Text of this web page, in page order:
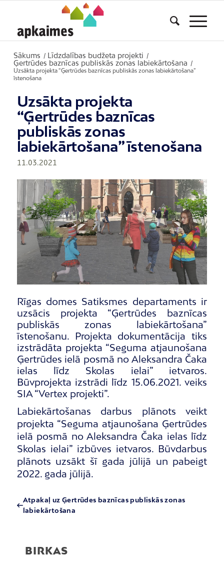
Sākums / Līdzdalības budžeta projekti /
Ģertrūdes baznīcas publiskās zonas labiekārtošana
/
Uzsākta projekta “Ģertrūdes baznīcas publiskās zonas labiekārtošana”
īstenošana
Uzsākta projekta
“Ģertrūdes baznīcas
publiskās zonas
labiekārtošana” īstenošana
11.03.2021
Rīgas domes Satiksmes departaments ir
uzsācis projekta “Ģertrūdes baznīcas
publiskās zonas labiekārtošana”
īstenošanu. Projekta dokumentācija tiks
izstrādāta projekta “Seguma atjaunošana
Ģertrūdes ielā posmā no Aleksandra Čaka
ielas līdz Skolas ielai” ietvaros.
Būvprojekta izstrādi līdz 15.06.2021. veiks
SIA “Vertex projekti”.
Labiekārtošanas darbus plānots veikt
projekta “Seguma atjaunošana Ģertrūdes
ielā posmā no Aleksandra Čaka ielas līdz
Skolas ielai” izbūves ietvaros. Būvdarbus
plānots uzsākt šī gada jūlijā un pabeigt
2022. gada jūlijā.
Atpakaļ uz Ģertrūdes baznīcas publiskās zonas
labiekārtošana
BIRKAS